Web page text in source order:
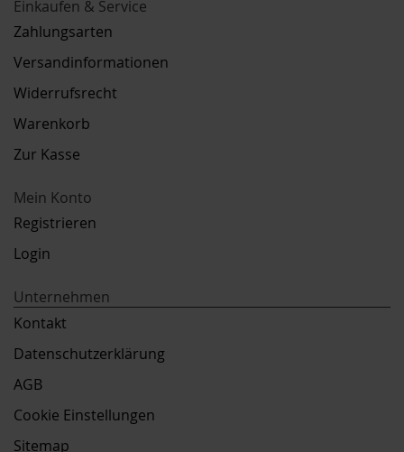
Einkaufen & Service
Zahlungsarten
Versandinformationen
Widerrufsrecht
Warenkorb
Zur Kasse
Mein Konto
Registrieren
Login
Unternehmen
Kontakt
Datenschutzerklärung
AGB
Cookie Einstellungen
Sitemap